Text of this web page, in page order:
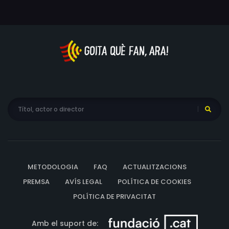
METODOLOGIA FAQ
ACTUALITZACIONS
PREMSA
AVÍS LEGAL
POLÍTICA DE COOKIES
POLÍTICA DE PRIVACITAT
Amb el suport de: